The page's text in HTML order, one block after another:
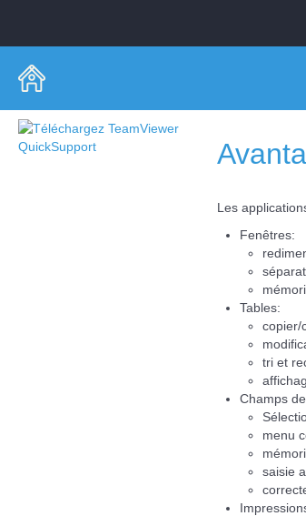
Les
Fenêtres:
Tables:
copier/
tri et
Champs
menu
saisie